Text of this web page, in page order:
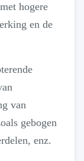
hogere
en de
van
gebogen
enz.